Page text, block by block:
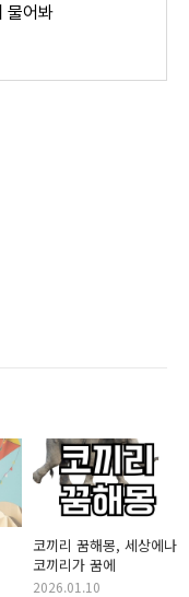
물어봐
코끼리 꿈해몽, 세상에나
코끼리가 꿈에
2026.01.10